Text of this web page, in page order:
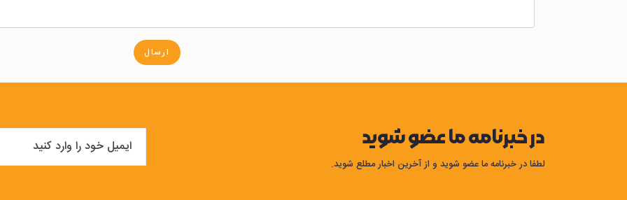
ارسال
در خبرنامه ما عضو شوید
لطفا در خبرنامه ما عضو شوید و از آخرین اخبار مطلع شوید.